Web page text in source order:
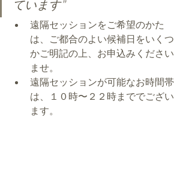
ています”
遠隔セッションをご希望のかた
は、ご都合のよい候補日をいくつ
かご明記の上、お申込みください
ませ。
遠隔セッションが可能なお時間帯
は、１０時〜２２時まででござい
ます。